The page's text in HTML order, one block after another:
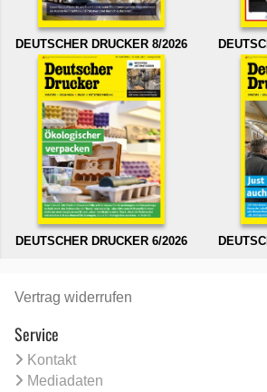
DEUTSCHER DRUCKER 8/2026
DEUTSCHER DRUCKER 6/2026
Vertrag widerrufen
Service
Kontakt
Mediadaten